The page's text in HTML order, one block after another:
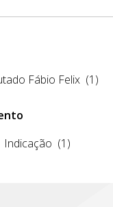
Fábio Felix (1)
Indicação (1)